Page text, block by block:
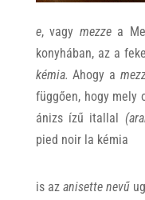
e, vagy mezze a
konyhában, az a
kémia.Ahogy a
függően, hogy mely
ánizs ízű itallal
pied noir la kémia
is az anisette nevű